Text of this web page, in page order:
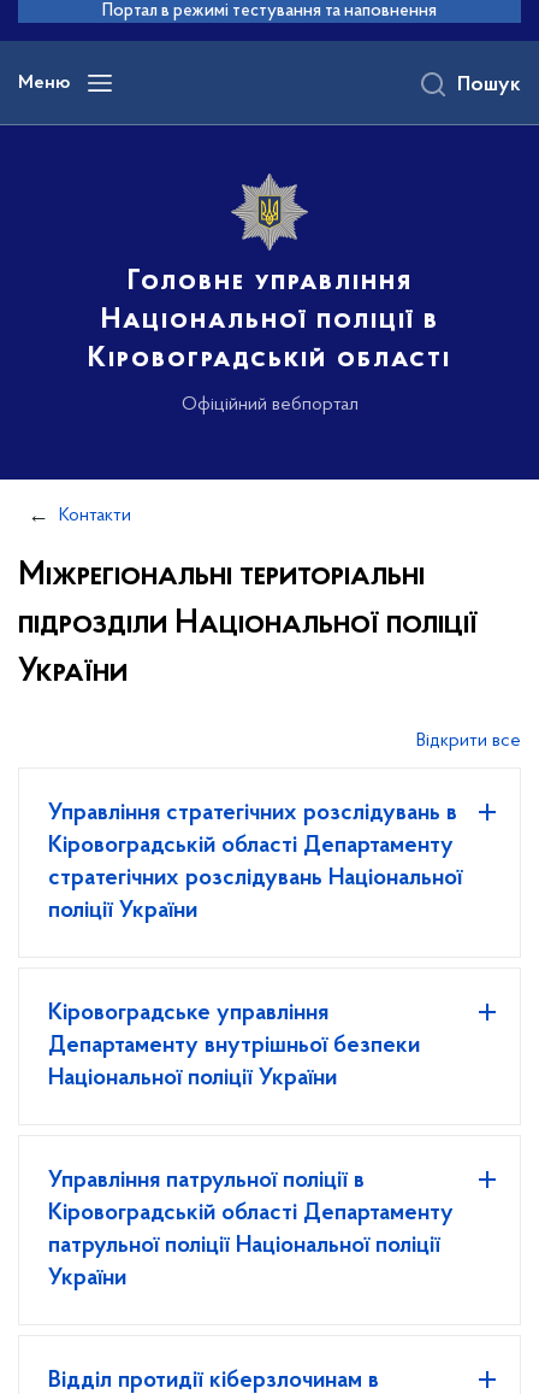
основного
вмісту
Портал в режимі тестування та наповнення
Меню
Головне управління
Національної поліції в
Кіровоградській області
Офіційний вебпортал
Пошук
Контакти
Міжрегіональні територіальні
підрозділи Національної поліції
України
Відкрити все
Управління стратегічних розслідувань в
Кіровоградській області Департаменту
стратегічних розслідувань Національної
поліції України
Кіровоградське управління
Департаменту внутрішньої безпеки
Національної поліції України
Управління патрульної поліції в
Кіровоградській області Департаменту
патрульної поліції Національної поліції
України
Відділ протидії кіберзлочинам в